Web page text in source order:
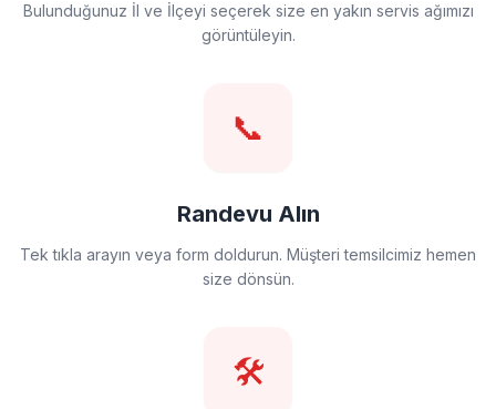
Bulunduğunuz İl ve İlçeyi seçerek size en yakın servis ağımızı
görüntüleyin.
📞
Randevu Alın
Tek tıkla arayın veya form doldurun. Müşteri temsilcimiz hemen
size dönsün.
🛠️